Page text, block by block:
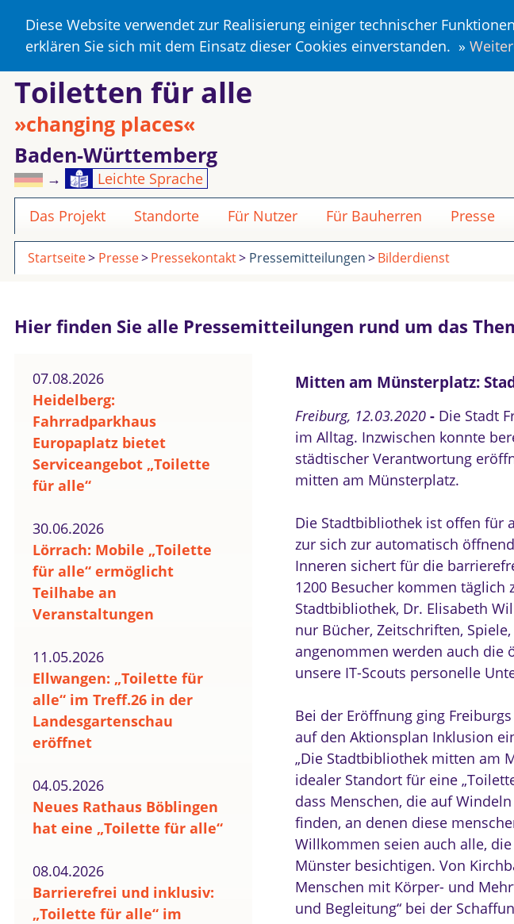
Diese Website verwendet zur Realisierung einiger technischer
erklären Sie sich mit dem Einsatz dieser Cookies einverstanden. »
Toiletten für alle
»changing places«
Baden-Württemberg
→
Leichte Sprache
Das Projekt
Standorte Für Nutzer Für Bauherren Presse
Startseite Presse Pressekontakt Pressemitteilungen Bilderdienst
Hier finden Sie alle Pressemitteilungen rund um das
07.08.2026
Heidelberg:
Fahrradparkhaus
Europaplatz bietet
Serviceangebot „Toilette
für alle“
30.06.2026
Lörrach: Mobile „Toilette
für alle“ ermöglicht
Teilhabe an
Veranstaltungen
11.05.2026
Ellwangen: „Toilette für
alle“ im Treff.26 in der
Landesgartenschau
eröffnet
04.05.2026
Neues Rathaus Böblingen
hat eine „Toilette für alle“
08.04.2026
Barrierefrei und inklusiv:
„Toilette für alle“ im
Mitten am Münsterplatz:
Freiburg, 12.03.2020 - Die Stadt
im Alltag. Inzwischen konnte
städtischer Verantwortung
mitten am Münsterplatz.
Die Stadtbibliothek ist offen für
zur sich zur automatisch
Inneren sichert für die
1200 Besucher kommen täglich
Stadtbibliothek, Dr. Elisabeth
nur Bücher, Zeitschriften,
angenommen werden auch die
unsere IT-Scouts personelle
Bei der Eröffnung ging
auf den Aktionsplan Inklusion
„Die Stadtbibliothek mitten am
idealer Standort für eine
dass Menschen, die auf
finden, an denen diese
Willkommen seien auch alle,
Münster besichtigen. Von
Menschen mit Körper- und
und Begleitung“ bei der